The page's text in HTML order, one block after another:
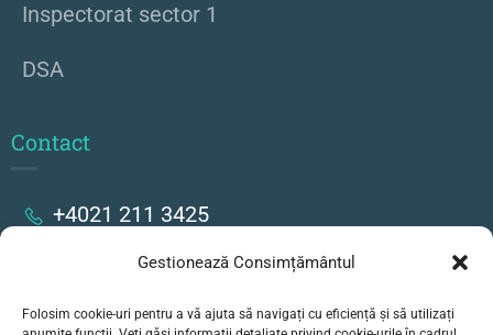
Gestionează Consimțământul
Folosim cookie-uri pentru a vă ajuta să navigați cu eficiență și să utilizați
Inspectorat sector 1
DSA
Contact
+4021 211 3425
Strada Stanislav Cihoschi 17, București
secretariat@colegiulgoethe.ro